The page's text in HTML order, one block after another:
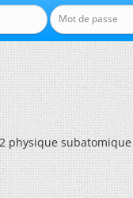
physique subatomique